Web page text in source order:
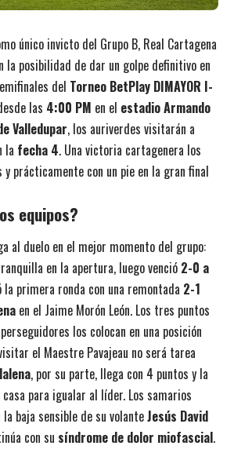
único invicto del Grupo B, Real Cartagena
la posibilidad de dar un golpe definitivo en
del Torneo BetPlay DIMAYOR I-
las 4:00 PM en el estadio Armando
Valledupar, los auriverdes visitarán a
la fecha 4. Una victoria cartagenera los
y prácticamente con un pie en la gran final
equipos?
al duelo en el mejor momento del grupo:
en la apertura, luego venció 2-0 a
la primera ronda con una remontada 2-1
en el Jaime Morón León. Los tres puntos
los colocan en una posición
el Maestre Pavajeau no será tarea
, por su parte, llega con 4 puntos y la
para igualar al líder. Los samarios
baja sensible de su volanteJesús David
con su síndrome de dolor miofascial.